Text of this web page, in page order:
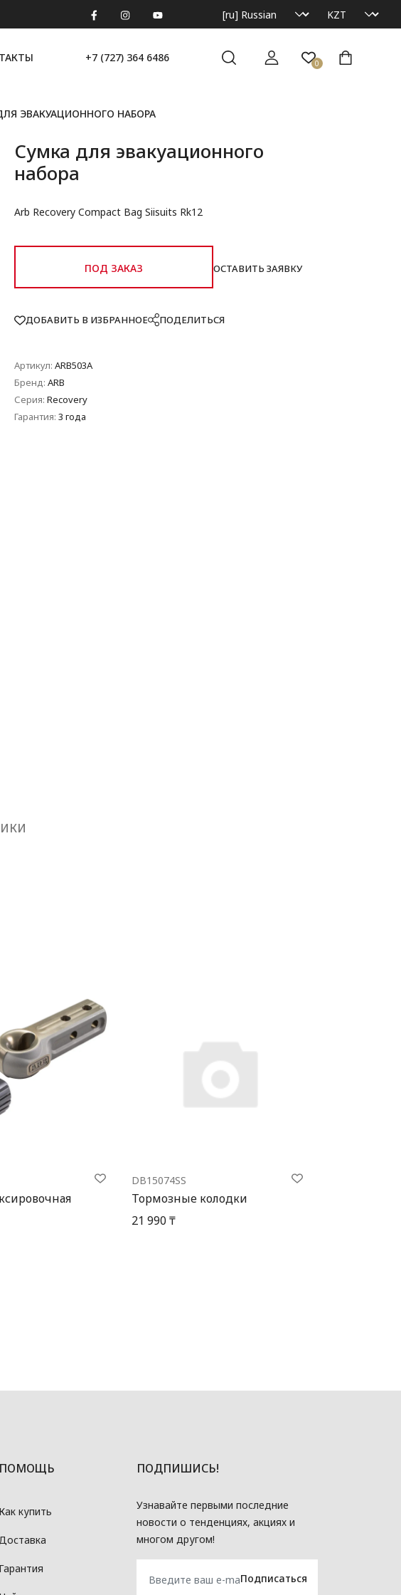
+7 (727) 364 6486 0
ЭВАКУАЦИОННОГО НАБОРА
Сумка для эвакуационного
набора
Arb Recovery Compact Bag Siisuits Rk12
ПОД ЗАКАЗ ОСТАВИТЬ ЗАЯВКУ
ДОБАВИТЬ В ИЗБРАННОЕ ПОДЕЛИТЬСЯ
Артикул: ARB503A
Бренд: ARB
Серия: Recovery
Гарантия: 3 года
DB15074SS
Тормозные колодки
21 990 ₸
ПОМОЩЬ
Как купить
Доставка
Гарантия
ПОДПИШИСЬ!
Узнавайте первыми последние
новости о тенденциях, акциях и
многом другом!